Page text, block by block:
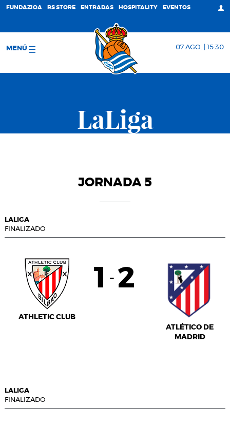
FUNDAZIOA RS STORE ENTRADAS HOSPITALITY EVENTOS
MENÚ 07 AGO. | 15:30
LaLiga
JORNADA 5
LALIGA
FINALIZADO
ATHLETIC CLUB
1 - 2
ATLÉTICO DE
MADRID
LALIGA
FINALIZADO